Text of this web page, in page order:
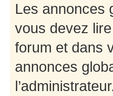
Les annonces
vous devez
forum et dans
annonces